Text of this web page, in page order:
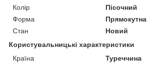
Колір
Пісочний
Форма
Прямокутна
Стан
Новий
Користувальницькі характеристики
Країна
Туреччина